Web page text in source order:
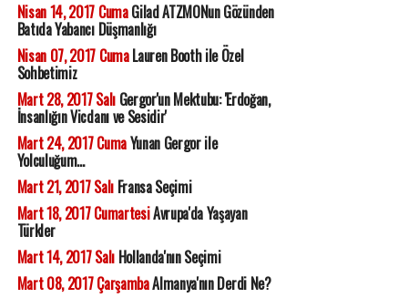
Nisan 14, 2017 CumaGilad ATZMONun Gözünden
Batıda Yabancı Düşmanlığı
Nisan 07, 2017 CumaLauren Booth ile Özel
Sohbetimiz
Mart 28, 2017 SalıGergor'un Mektubu: 'Erdoğan,
İnsanlığın Vicdanı ve Sesidir'
Mart 24, 2017 CumaYunan Gergor ile
Yolculuğum...
Mart 21, 2017 SalıFransa Seçimi
Mart 18, 2017 CumartesiAvrupa'da Yaşayan
Türkler
Mart 14, 2017 SalıHollanda'nın Seçimi
Mart 08, 2017 ÇarşambaAlmanya'nın Derdi Ne?